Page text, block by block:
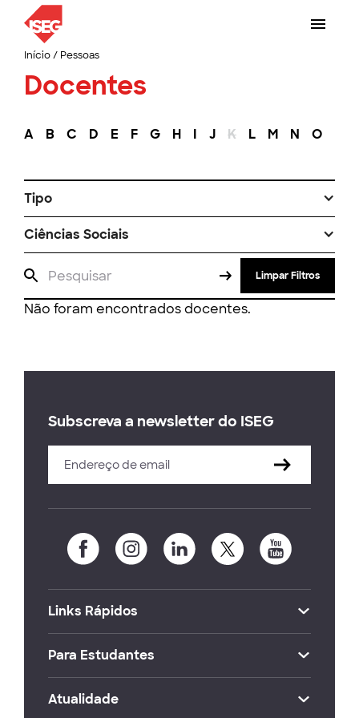
Início/ Pessoas
Docentes
A B C D E F G H I J K L M N O
Tipo
Ciências Sociais
Limpar Filtros
Não foram encontrados docentes.
Subscreva a newsletter do ISEG
Links Rápidos
Para Estudantes
Atualidade